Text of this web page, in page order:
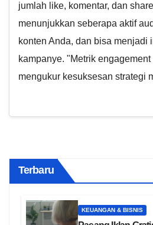
jumlah like, komentar, dan
menunjukkan seberapa aktif
konten Anda, dan bisa menjadi
kampanye. "Metrik
mengukur kesuksesan strategi
Terbaru
KEUANGAN & BISNIS